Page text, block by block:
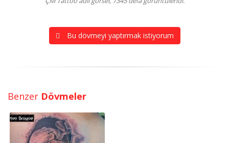
Bu dövmeyi yaptırmak istiyorum
Benzer Dövmeler